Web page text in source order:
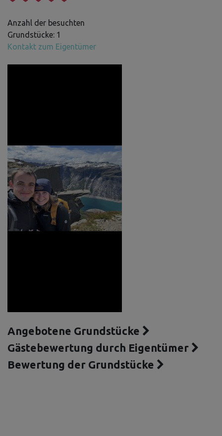
Anzahl der besuchten
Grundstücke: 1
Kontakt zum Eigentümer
Angebotene Grundstücke
Gästebewertung durch Eigentümer
Bewertung der Grundstücke